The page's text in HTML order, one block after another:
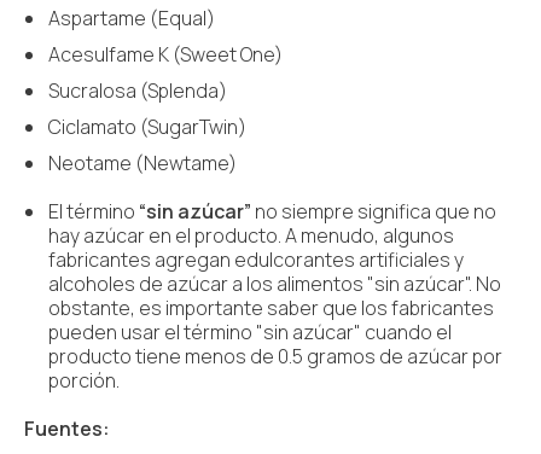
Aspartame (Equal)
Acesulfame K (Sweet One)
Sucralosa (Splenda)
Ciclamato (SugarTwin)
Neotame (Newtame)
El término “sin azúcar” no siempre significa que no
hay azúcar en el producto. A menudo, algunos
fabricantes agregan edulcorantes artificiales y
alcoholes de azúcar a los alimentos "sin azúcar". No
obstante, es importante saber que los fabricantes
pueden usar el término "sin azúcar" cuando el
producto tiene menos de 0.5 gramos de azúcar por
porción.
Fuentes: